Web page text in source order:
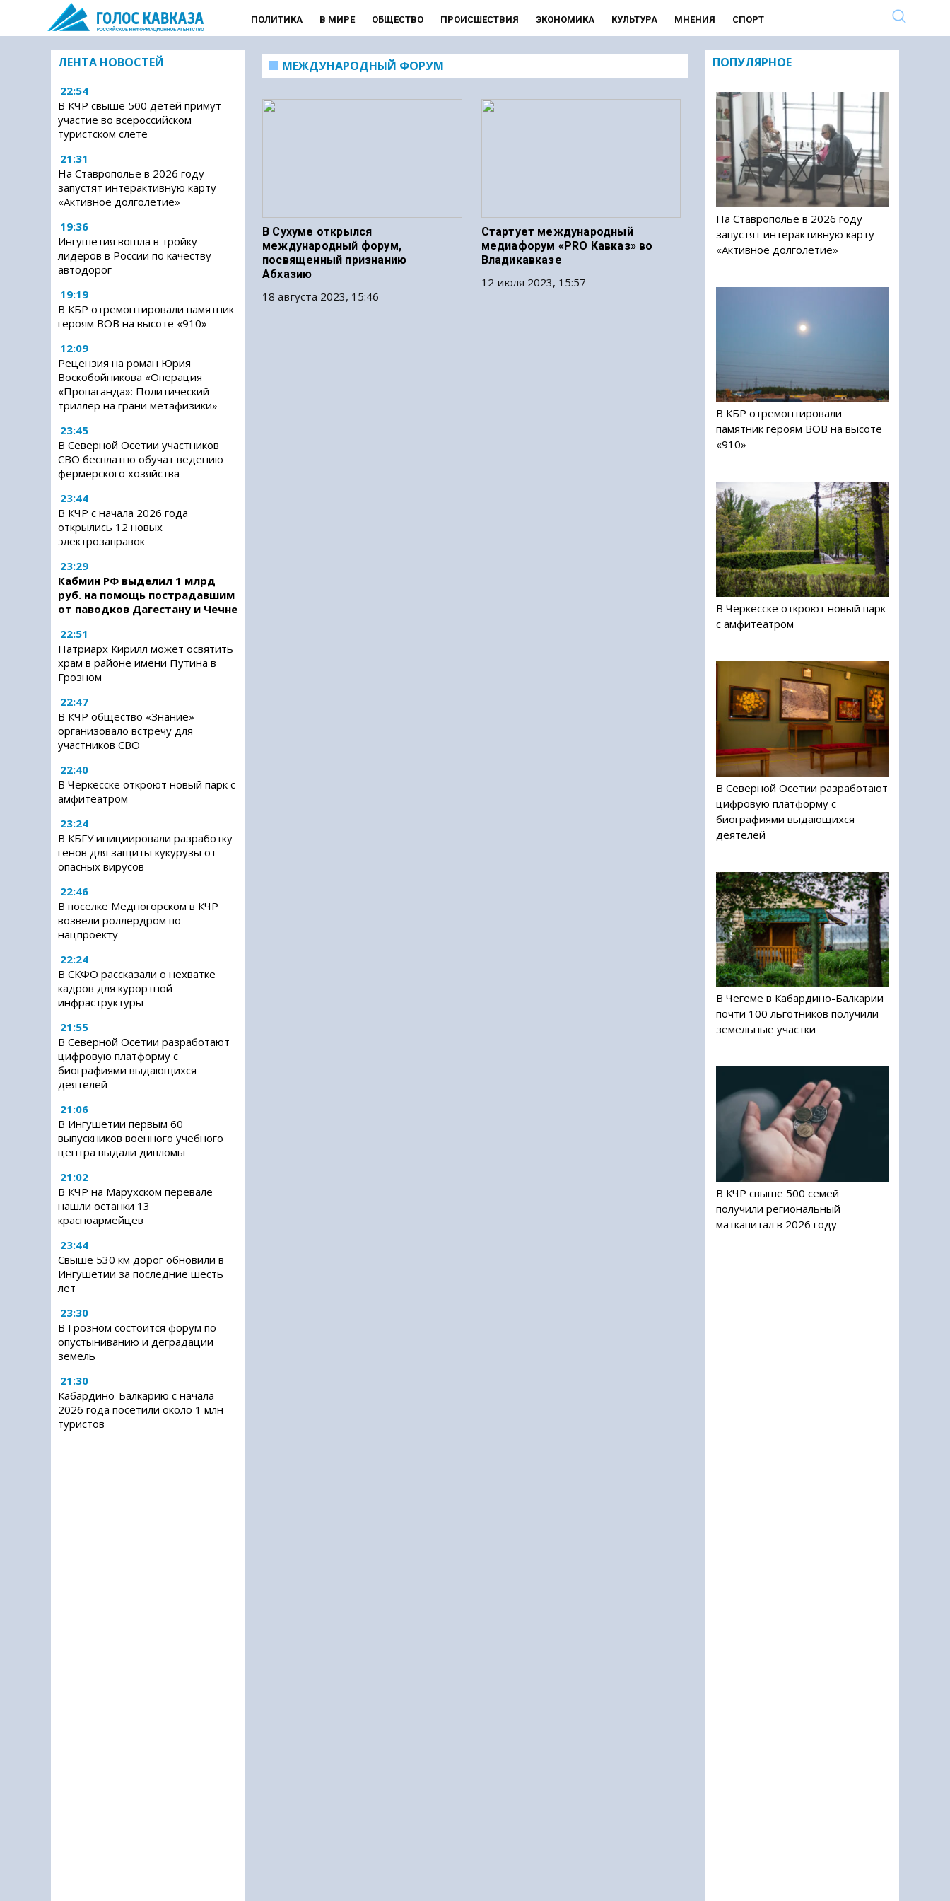
ПОЛИТИКА В МИРЕ ОБЩЕСТВО ПРОИСШЕСТВИЯ ЭКОНОМИКА КУЛЬТУРА МНЕНИЯ СПОРТ
ЛЕНТА НОВОСТЕЙ
22:54
В КЧР свыше 500 детей примут
участие во всероссийском
туристском слете
21:31
На Ставрополье в 2026 году
запустят интерактивную карту
«Активное долголетие»
19:36
Ингушетия вошла в тройку
лидеров в России по качеству
автодорог
19:19
В КБР отремонтировали памятник
героям ВОВ на высоте «910»
12:09
Рецензия на роман Юрия
Воскобойникова «Операция
«Пропаганда»: Политический
триллер на грани метафизики»
23:45
В Северной Осетии участников
СВО бесплатно обучат ведению
фермерского хозяйства
23:44
В КЧР с начала 2026 года
открылись 12 новых
электрозаправок
23:29
Кабмин РФ выделил 1 млрд
руб. на помощь пострадавшим
от паводков Дагестану и Чечне
22:51
Патриарх Кирилл может освятить
храм в районе имени Путина в
Грозном
22:47
В КЧР общество «Знание»
организовало встречу для
участников СВО
22:40
В Черкесске откроют новый парк с
амфитеатром
23:24
В КБГУ инициировали разработку
генов для защиты кукурузы от
опасных вирусов
22:46
В поселке Медногорском в КЧР
возвели роллердром по
нацпроекту
22:24
В СКФО рассказали о нехватке
кадров для курортной
инфраструктуры
21:55
В Северной Осетии разработают
цифровую платформу с
биографиями выдающихся
деятелей
21:06
В Ингушетии первым 60
выпускников военного учебного
центра выдали дипломы
21:02
В КЧР на Марухском перевале
нашли останки 13
красноармейцев
23:44
Свыше 530 км дорог обновили в
Ингушетии за последние шесть
лет
23:30
В Грозном состоится форум по
опустыниванию и деградации
земель
21:30
Кабардино-Балкарию с начала
2026 года посетили около 1 млн
туристов
МЕЖДУНАРОДНЫЙ ФОРУМ
В Сухуме открылся
международный форум,
посвященный признанию
Абхазию
18 августа 2023, 15:46
Стартует международный
медиафорум «PRO Кавказ» во
Владикавказе
12 июля 2023, 15:57
ПОПУЛЯРНОЕ
На Ставрополье в 2026 году
запустят интерактивную карту
«Активное долголетие»
В КБР отремонтировали
памятник героям ВОВ на высоте
«910»
В Черкесске откроют новый парк
с амфитеатром
В Северной Осетии разработают
цифровую платформу с
биографиями выдающихся
деятелей
В Чегеме в Кабардино-Балкарии
почти 100 льготников получили
земельные участки
В КЧР свыше 500 семей
получили региональный
маткапитал в 2026 году